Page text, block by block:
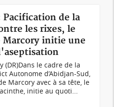
de la
les rixes, le
Marcory initie une
(DR)Dans le cadre de la
Autonome d’Abidjan-Sud,
Marcory avec à sa tête, le
initie au quoti...